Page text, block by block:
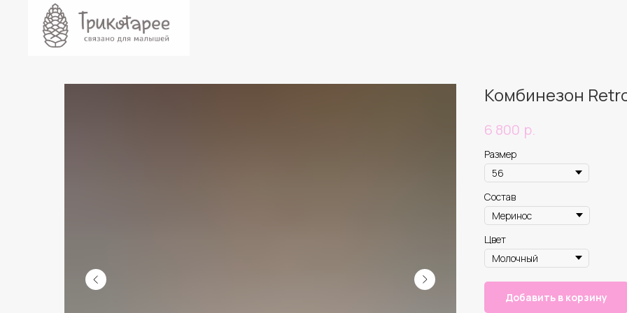
Комбинезон
6 800 р.
Размер
Состав
Цвет
Добавить в корзину